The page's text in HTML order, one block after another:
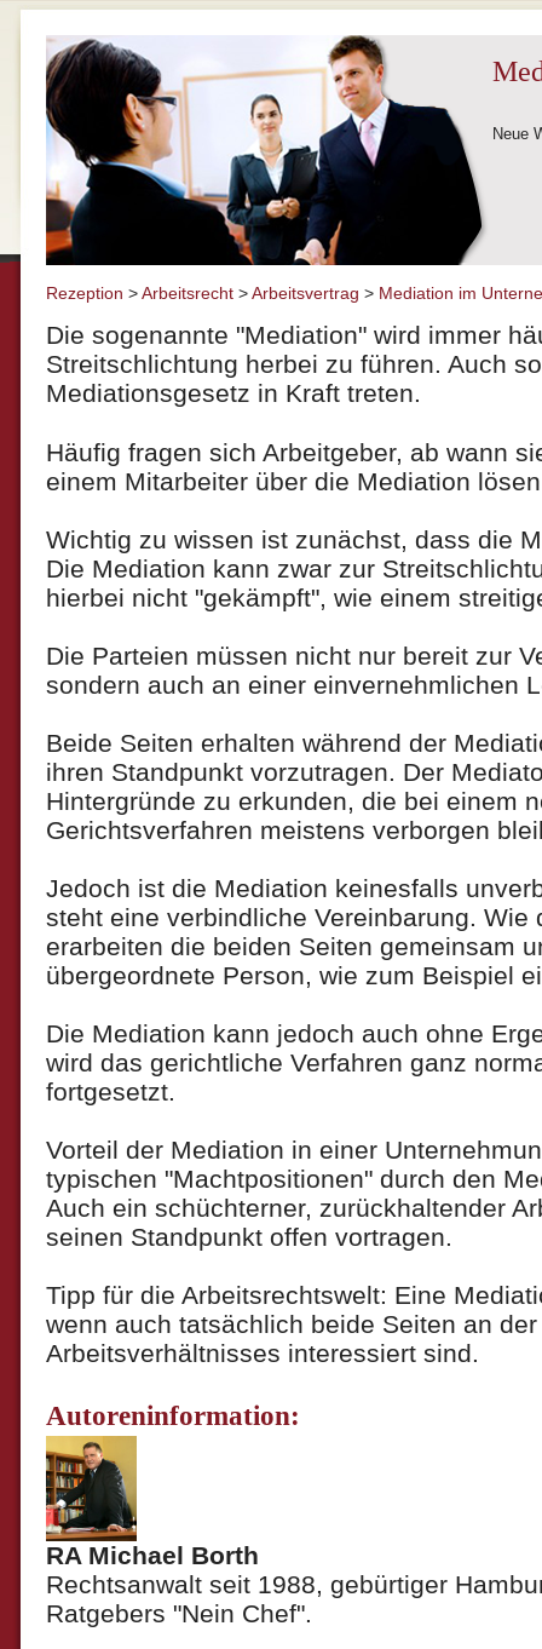
Neue
Rezeption >Arbeitsrecht>Arbeitsvertrag > Mediation im
Die sogenannte "Mediation" wird immer
Streitschlichtung herbei zu führen. Auch
Mediationsgesetz in Kraft treten.
Häufig fragen sich Arbeitgeber, ab wann
einem Mitarbeiter über die Mediation
Wichtig zu wissen ist zunächst, dass die
Die Mediation kann zwar zur
hierbei nicht "gekämpft", wie einem
Die Parteien müssen nicht nur bereit zur
sondern auch an einer einvernehmlichen
Beide Seiten erhalten während der
ihren Standpunkt vorzutragen. Der
Hintergründe zu erkunden, die bei einem
Gerichtsverfahren meistens verborgen
Jedoch ist die Mediation keinesfalls
steht eine verbindliche Vereinbarung. Wie
erarbeiten die beiden Seiten gemeinsam
übergeordnete Person, wie zum Beispiel
Die Mediation kann jedoch auch ohne
wird das gerichtliche Verfahren ganz
fortgesetzt.
Vorteil der Mediation in einer
typischen "Machtpositionen" durch den
Auch ein schüchterner, zurückhaltender
seinen Standpunkt offen vortragen.
Tipp für die Arbeitsrechtswelt: Eine
wenn auch tatsächlich beide Seiten an
Arbeitsverhältnisses interessiert sind.
Autoreninformation:
RA Michael Borth
Rechtsanwalt seit 1988, gebürtiger
Ratgebers "Nein Chef".